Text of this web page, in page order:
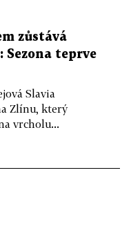
zůstává
Sezona teprve
Slavia
Zlínu, který
vrcholu...